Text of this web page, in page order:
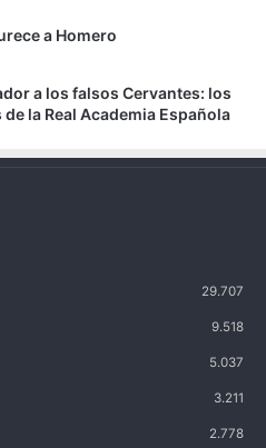
a Homero
a los falsos Cervantes: los
la Real Academia Española
29.707
9.518
5.037
3.211
2.778